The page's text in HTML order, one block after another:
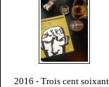
2016 - Trois cent